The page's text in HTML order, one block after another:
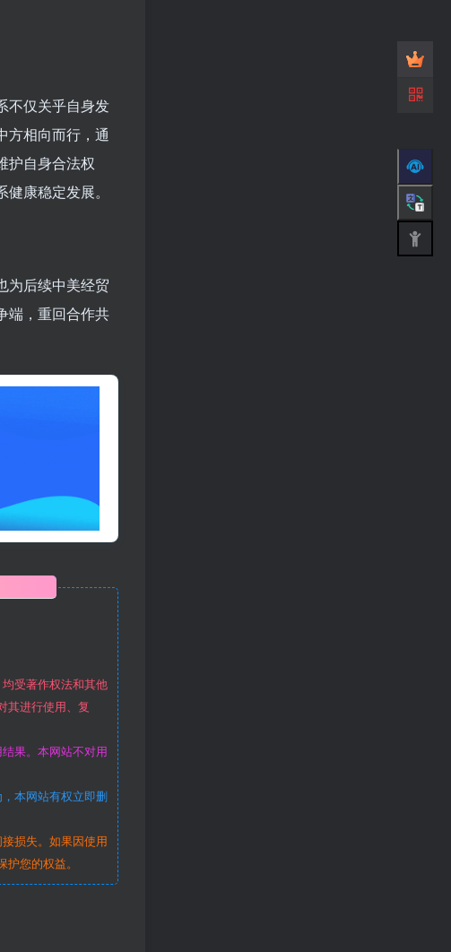
不仅关乎自身发
方相向而行，通
护自身合法权
康稳定发展。
为后续中美经贸
端，重回合作共
受著作权法和其他
其进行使用、复
果。本网站不对用
本网站有权立即删
损失。如果因使用
您的权益。
11月20日 06:24